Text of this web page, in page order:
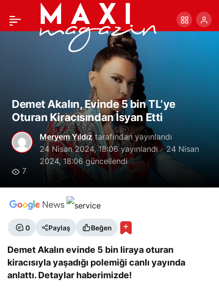
Demet Akalın, Evinde 5 bin TL’ye
Oturan Kiracısından İsyan Etti
Meryem Yıldıztarafından yayınlandı
24 Nisan 2024, 18:06yayınlandı
24 Nisan
2024, 18:06 güncellendi
7
0 Paylaş Beğen
Demet Akalın evinde 5 bin liraya oturan
kiracısıyla yaşadığı polemiği canlı yayında
anlattı. Detaylar haberimizde!
Yasemin Sakallıoğlu
Doğum Günü Pastasına
Paylaş